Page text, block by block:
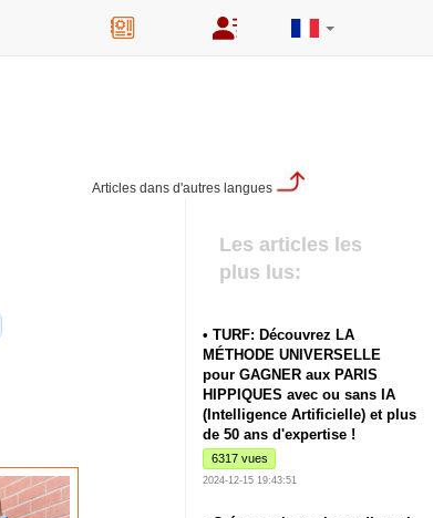
Articles dans d'autres langues
Les articles les
plus lus:
• TURF: Découvrez LA
MÉTHODE UNIVERSELLE
pour GAGNER aux PARIS
HIPPIQUES avec ou sans IA
(Intelligence Artificielle) et plus
de 50 ans d'expertise !
6317 vues
2024-12-15 19:43:51